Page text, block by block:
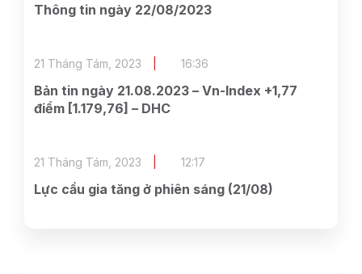
Thông tin ngày 22/08/2023
Bản tin ngày 21.08.2023 – Vn-Index +1,77
điểm [1.179,76] – DHC
21 Tháng Tám, 2023 16:36
Lực cầu gia tăng ở phiên sáng (21/08)
21 Tháng Tám, 2023 12:17